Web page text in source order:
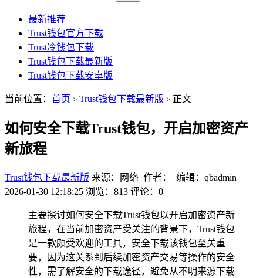
最新推荐
Trust钱包官方下载
Trust冷钱包下载
Trust钱包下载最新版
Trust钱包下载安卓版
当前位置： 首页 > Trust钱包下载最新版 > 正文
如何安全下载Trust钱包，开启加密资产
新旅程
Trust钱包下载最新版 来源：网络 作者： 编辑：qbadmin
2026-01-30 12:18:25 浏览：813 评论：0
主要探讨如何安全下载Trust钱包以开启加密资产新
旅程，在当前加密资产受关注的背景下，Trust钱包
是一款颇受欢迎的工具，安全下载该钱包至关重
要，因为这关系到后续加密资产交易等操作的安全
性，需了解安全的下载途径，避免从不明来源下载